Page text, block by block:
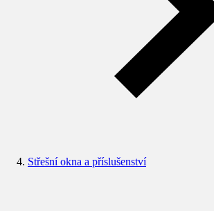
Střešní okna a příslušenství